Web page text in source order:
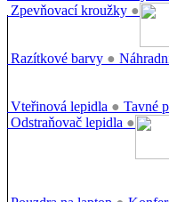
Zpevňovací kroužky ●
Razítkové barvy ●
Vteřinová lepidla ● Tavné
Odstraňovač lepidla ●